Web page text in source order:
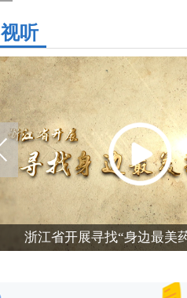
视听
江西省开展寻找身边最美